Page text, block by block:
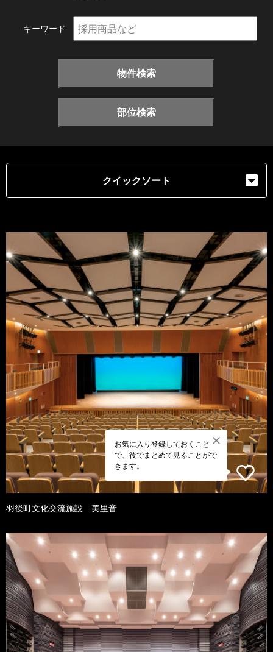
キーワード
物件検索
部位検索
クイックソート
お気に入り登録しておくこと
で、後でまとめて見ることがで
きます。
羽後町文化交流施設 美里音